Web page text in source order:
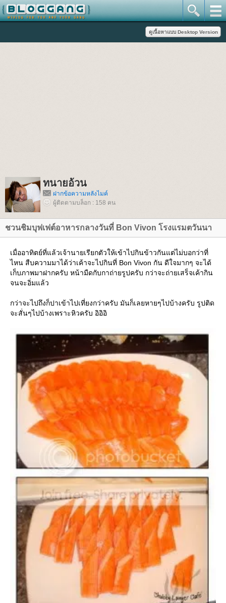
ทนายอ้วน
ฝากข้อความหลังไมค์
ผู้ติดตามบล็อก : 158 คน
ชวนชิมบุฟเฟต์อาหารกลางวันที่ Bon Vivon โรงแรมตวันนา
เมื่ออาทิตย์ที่แล้วเจ้านายเรียกตัวให้เข้าไปกินข้าวกันแต่ไม่บอกว่าที่
ไหน สืบความมาได้ว่าเค้าจะไปกินที่ Bon Vivon กัน ดีใจมากๆ จะได้
เก็บภาพมาฝากครับ หน้ามืดกับกาถ่ายรูปครับ กว่าจะถ่ายเสร็จเค้ากิน
จนจะอิ่มแล้ว
กว่าจะไปถึงก็ปาเข้าไปเที่ยงกว่าครับ มันก็เลยหายๆไปบ้างครับ รูปติด
จะสั่นๆไปบ้างเพราะหิวครับ อิอิอิ